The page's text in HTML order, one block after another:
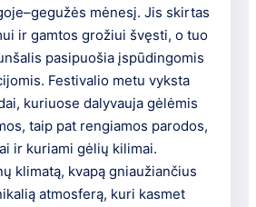
mėnesį. Jis skirtas
ir gamtos grožiui švęsti, o tuo
pasipuošia įspūdingomis
Festivalio metu vyksta
kuriuose dalyvauja gėlėmis
taip pat rengiamos parodos,
ir kuriami gėlių kilimai.
klimatą, kvapą gniaužiančius
atmosferą, kuri kasmet